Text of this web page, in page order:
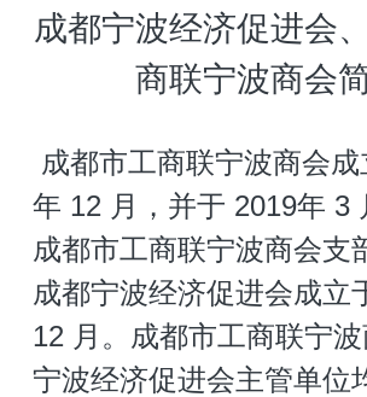
成都宁波经济促进会
商联宁波商会
年 12 月，并于 2019年 3
成都市工商联宁波商会支
成都宁波经济促进会成立
12 月。成都市工商联宁
宁波经济促进会主管单位